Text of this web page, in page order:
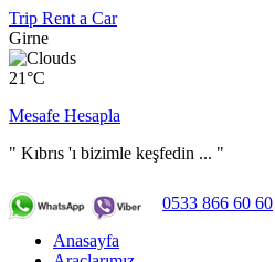
Trip Rent a Car
Girne
21°C
Mesafe Hesapla
" Kıbrıs 'ı bizimle keşfedin ... "
0533 866 60 60
Anasayfa